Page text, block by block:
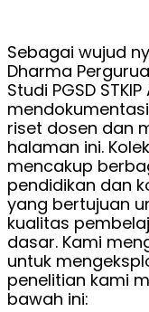
Sebagai wujud
Dharma
Studi PGSD
riset dosen dan
halaman ini.
mencakup
pendidikan dan
yang bertujuan
kualitas
dasar. Kami
untuk
penelitian kami
bawah ini: